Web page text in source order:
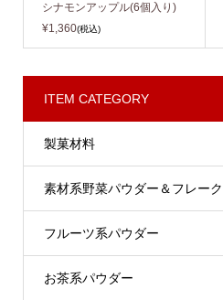
シナモンアップル(6個入り)
¥1,360(税込)
ITEM CATEGORY
製菓材料
素材系野菜パウダー＆フレーク
フルーツ系パウダー
お茶系パウダー